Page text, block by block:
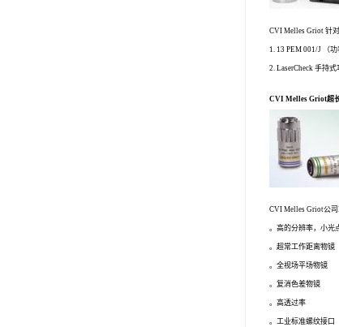
CVI Melles Griot 针
1. 13 PEM 001/J （
2. LaserCheck 手持
CVI Melles Griot超
CVI Melles Griot公
。高的分辨率，小光
。超常工作距离物镜
。全视场平场物镜
。复消色差物镜
。高透过率
。工业标准螺纹接口